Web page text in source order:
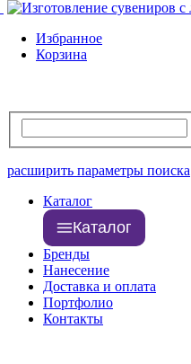
Избранное
Корзина
расширить параметры поиска
Каталог
Каталог
Бренды
Нанесение
Доставка и оплата
Портфолио
Контакты